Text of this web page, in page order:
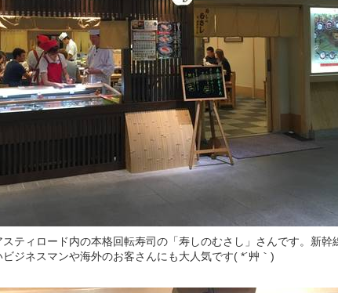
ティロード内の本格回転寿司の「寿しのむさし」さんです。新幹
ジネスマンや海外のお客さんにも大人気です( *´艸｀)